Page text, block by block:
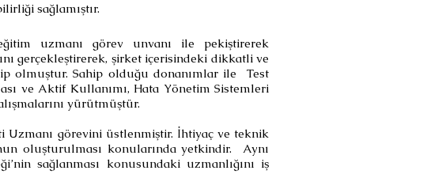
sağlamıştır.
uzmanı görev unvanı ile pekiştirerek
gerçekleştirerek, şirket içerisindeki dikkatli ve
olmuştur. Sahip olduğu donanımlar ile Test
ve Aktif Kullanımı, Hata Yönetim Sistemleri
yürütmüştür.
Uzmanı görevini üstlenmiştir. İhtiyaç ve teknik
oluşturulması konularında yetkindir. Aynı
sağlanması konusundaki uzmanlığını iş